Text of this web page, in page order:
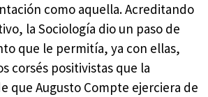
como aquella. Acreditando
la Sociología dio un paso de
que le permitía, ya con ellas,
corsés positivistas que la
que Augusto Compte ejerciera de